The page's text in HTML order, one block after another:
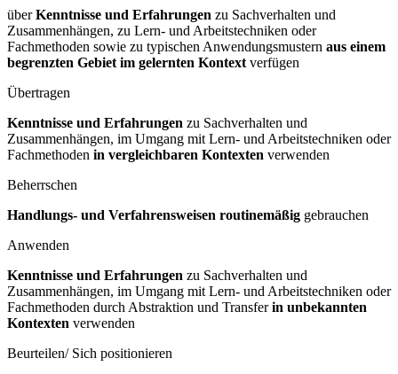
überKenntnisse und Erfahrungen zu Sachverhalten und
Zusammenhängen, zu Lern- und Arbeitstechniken oder
Fachmethoden sowie zu typischen Anwendungsmustern aus einem
begrenzten Gebiet im gelernten Kontext verfügen
Übertragen
Kenntnisse und Erfahrungen zu Sachverhalten und
Zusammenhängen, im Umgang mit Lern- und Arbeitstechniken oder
Fachmethoden in vergleichbaren Kontexten verwenden
Beherrschen
Handlungs- und Verfahrensweisen routinemäßig gebrauchen
Anwenden
Kenntnisse und Erfahrungen zu Sachverhalten und
Zusammenhängen, im Umgang mit Lern- und Arbeitstechniken oder
Fachmethoden durch Abstraktion und Transferin unbekannten
Kontexten verwenden
Beurteilen/ Sich positionieren